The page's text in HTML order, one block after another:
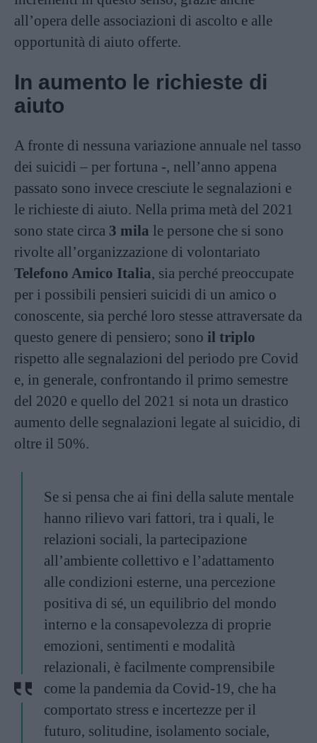
all’opera delle associazioni di ascolto e alle
opportunità di aiuto offerte.
In aumento le richieste di
aiuto
A fronte di nessuna variazione annuale nel tasso
dei suicidi – per fortuna -, nell’anno appena
passato sono invece cresciute le segnalazioni e
le richieste di aiuto. Nella prima metà del 2021
sono state circa 3 mila le persone che si sono
rivolte all’organizzazione di volontariato
Telefono Amico Italia, sia perché preoccupate
per i possibili pensieri suicidi di un amico o
conoscente, sia perché loro stesse attraversate da
questo genere di pensiero; sono il triplo
rispetto alle segnalazioni del periodo pre Covid
e, in generale, confrontando il primo semestre
del 2020 e quello del 2021 si nota un drastico
aumento delle segnalazioni legate al suicidio, di
oltre il 50%.
Se si pensa che ai fini della salute mentale
hanno rilievo vari fattori, tra i quali, le
relazioni sociali, la partecipazione
all’ambiente collettivo e l’adattamento
alle condizioni esterne, una percezione
positiva di sé, un equilibrio del mondo
interno e la consapevolezza di proprie
emozioni, sentimenti e modalità
relazionali, è facilmente comprensibile
come la pandemia da Covid-19, che ha
comportato stress e incertezze per il
futuro, solitudine, isolamento sociale,